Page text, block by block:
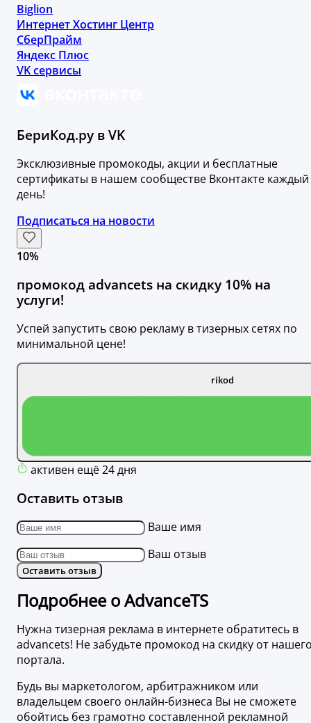
Biglion
Интернет Хостинг Центр
СберПрайм
Яндекс Плюс
VK сервисы
БериКод.ру в VK
Эксклюзивные промокоды, акции и бесплатные
сертификаты в нашем сообществе Вконтакте каждый
день!
Подписаться на новости
10%
промокод advancets на скидку 10% на
услуги!
Успей запустить свою рекламу в тизерных сетях по
минимальной цене!
rikod
активен ещё 24 дня
Оставить отзыв
Ваше имя
Ваш отзыв
Оставить отзыв
Подробнее о AdvanceTS
Нужна тизерная реклама в интернете обратитесь в
advancets! Не забудьте промокод на скидку от
портала.
Будь вы маркетологом, арбитражником или
владельцем своего онлайн-бизнеса Вы не сможете
обойтись без грамотно составленной рекламной